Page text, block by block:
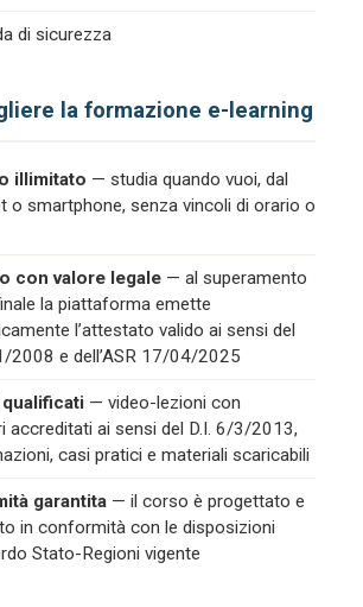
di sicurezza
la formazione e-learning
illimitato — studia quando vuoi, dal
o smartphone, senza vincoli di orario o
con valore legale — al superamento
la piattaforma emette
l’attestato valido ai sensi del
2008 e dell’ASR 17/04/2025
— video-lezioni con
accreditati ai sensi del D.I. 6/3/2013,
casi pratici e materiali scaricabili
garantita — il corso è progettato e
in conformità con le disposizioni
Stato-Regioni vigente